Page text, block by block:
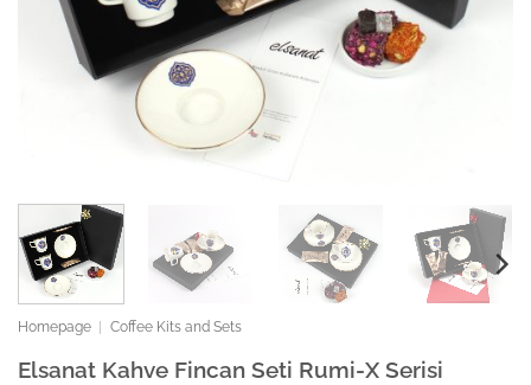
Homepage Coffee Kits and Sets
Elsanat Kahve Fincan Seti Rumi-X Serisi